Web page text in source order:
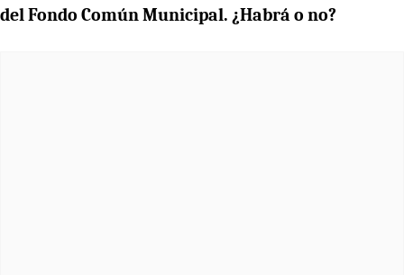
del Fondo Común Municipal. ¿Habrá o no?